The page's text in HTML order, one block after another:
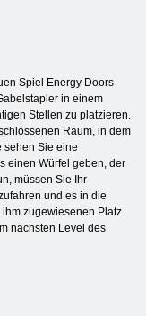
Spiel Energy Doors
in einem
Stellen zu platzieren.
Raum, in dem
sehen Sie eine
einen Würfel geben, der
müssen Sie Ihr
und es in die
zugewiesenen Platz
nächsten Level des